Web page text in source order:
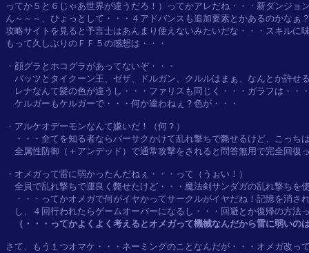
ってか５と６じゃあ世界が違うだろ！）ってかアレだね・・・新ダンジョ
ん～～～、ひょっとして・・・４アドバンスも追加要素とかあるのかなぁ
攻略サイトを見ると予言士はあんまり使えないみたいだな・・・スキルに
もって久しぶりのＦＦ５の感想は・・・
・顔グラとホコグラがあってないぞ・・・
バッツとタイクーン王、ゼザ、ドルガン、クルルはまぁ、なんとか許せ
レナなんて髪の色が違うし・・・ファリスも同じく・・・ガラフは・・
ケルガーもケルガーで・・・何か違わねぇ？色が・・・
・アルケオデーモンなんて嫌いだ！（何？）
・・・全てを知る者ならバーサクかけて乱れ撃ちで斃せるけど、こっち
全属性防御（＋アンデッド）で通常攻撃をされると問答無用で完全回復
・オメガって雷に弱かったんだねぇ・・・って（うぉい！）
全員で乱れ撃ちで運良く斃せたけど・・・魔法剣サンダガの乱れ撃ちを
・・・ってかオメガで何がイヤかってサークルがイヤだね！記憶を消さ
し、４回行われたらゲームオーバーになるし・・・回避とか復帰の方法
（・・・ってかよくよく考えるとオメガって機械なんだから雷に弱いの
さて、もう１つオマケ・・・ネーミングのことなんだが・・・オメガ改っ